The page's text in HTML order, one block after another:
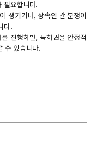
필요합니다.
생기거나, 상속인 간 분쟁이
다.
진행하면, 특허권을 안정적
수 있습니다.